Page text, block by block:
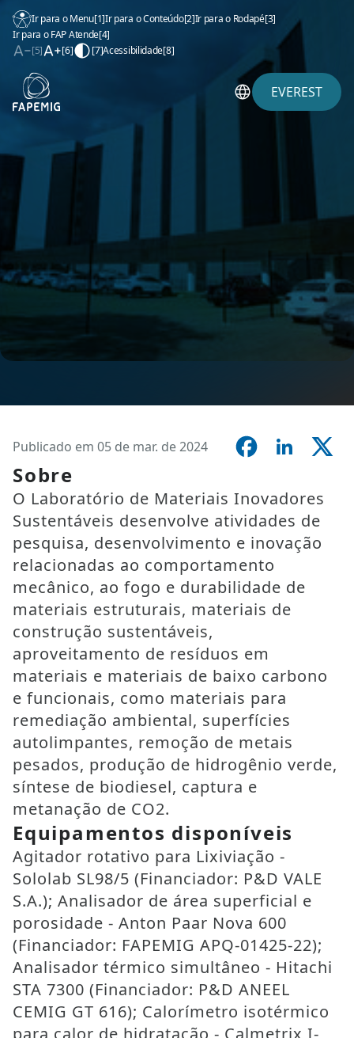
Ir para o Menu[1]Ir para o Conteúdo[2]Ir para o Rodapé[3]
Ir para o FAP Atende[4]
[5]
[6] [7]Acessibilidade[8]
EVEREST
Publicado em 05 de mar. de 2024
Sobre
O Laboratório de Materiais Inovadores
Sustentáveis desenvolve atividades de
pesquisa, desenvolvimento e inovação
relacionadas ao comportamento
mecânico, ao fogo e durabilidade de
materiais estruturais, materiais de
construção sustentáveis,
aproveitamento de resíduos em
materiais e materiais de baixo carbono
e funcionais, como materiais para
remediação ambiental, superfícies
autolimpantes, remoção de metais
pesados, produção de hidrogênio verde,
síntese de biodiesel, captura e
metanação de CO2.
Equipamentos disponíveis
Agitador rotativo para Lixiviação -
Sololab SL98/5 (Financiador: P&D VALE
S.A.); Analisador de área superficial e
porosidade - Anton Paar Nova 600
(Financiador: FAPEMIG APQ-01425-22);
Analisador térmico simultâneo - Hitachi
STA 7300 (Financiador: P&D ANEEL
CEMIG GT 616); Calorímetro isotérmico
para calor de hidratação - Calmetrix I-